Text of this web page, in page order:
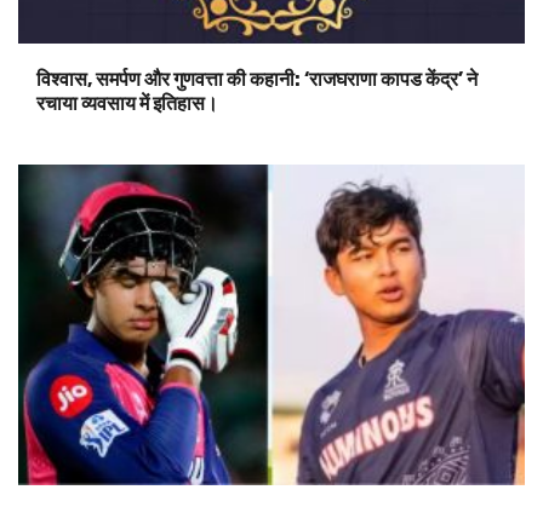
विश्वास, समर्पण और गुणवत्ता की कहानी: ‘राजघराणा कापड केंद्र’ ने
रचाया व्यवसाय में इतिहास।